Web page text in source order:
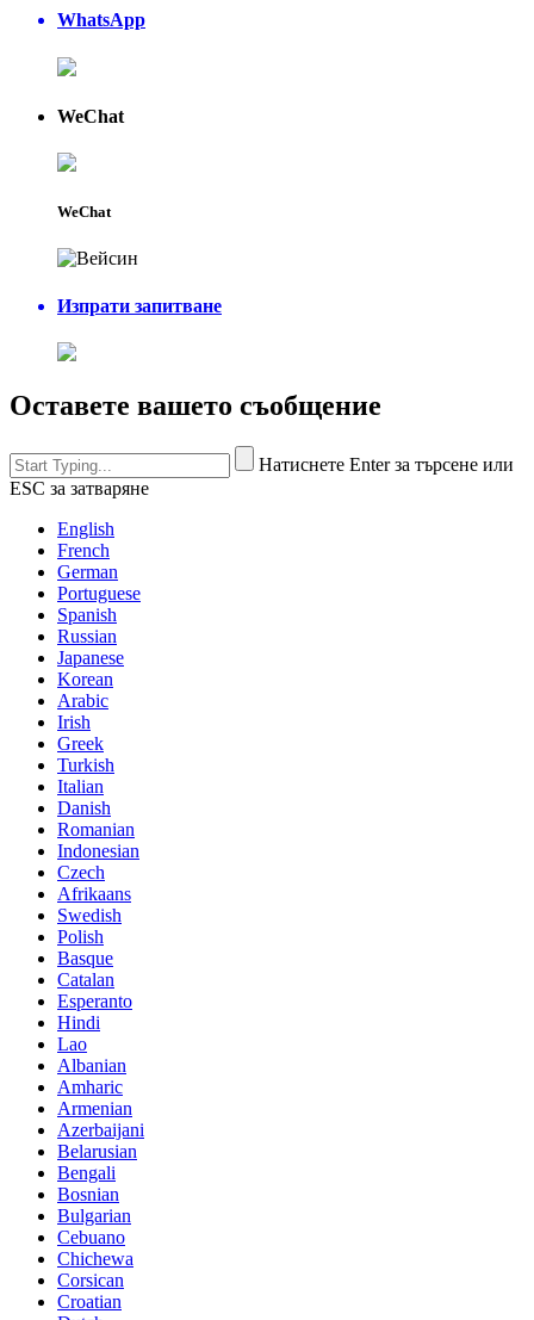
WhatsApp
WeChat
WeChat
Изпрати запитване
Оставете вашето съобщение
Натиснете Enter за търсене или
ESC за затваряне
English
French
German
Portuguese
Spanish
Russian
Japanese
Korean
Arabic
Irish
Greek
Turkish
Italian
Danish
Romanian
Indonesian
Czech
Afrikaans
Swedish
Polish
Basque
Catalan
Esperanto
Hindi
Lao
Albanian
Amharic
Armenian
Azerbaijani
Belarusian
Bengali
Bosnian
Bulgarian
Cebuano
Chichewa
Corsican
Croatian